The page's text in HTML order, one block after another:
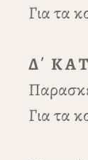
Για τα
Δ΄ Κ Α
Για τα